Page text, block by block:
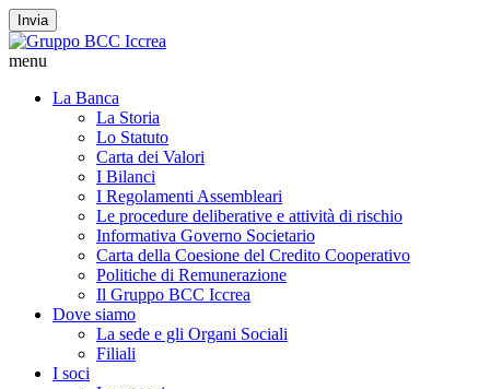
Invia
menu
La Banca
La Storia
Lo Statuto
Carta dei Valori
I Bilanci
I Regolamenti Assembleari
Le procedure deliberative e attività di rischio
Informativa Governo Societario
Carta della Coesione del Credito Cooperativo
Politiche di Remunerazione
Il Gruppo BCC Iccrea
Dove siamo
La sede e gli Organi Sociali
Filiali
I soci